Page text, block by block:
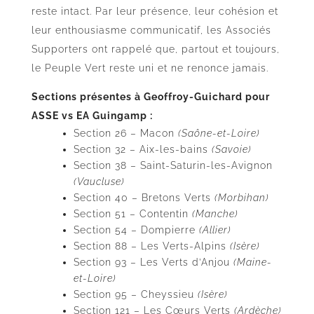
reste intact. Par leur présence, leur cohésion et
leur enthousiasme communicatif, les Associés
Supporters ont rappelé que, partout et toujours,
le Peuple Vert reste uni et ne renonce jamais.
Sections présentes à Geoffroy-Guichard pour
ASSE vs EA Guingamp :
Section 26 – Macon (Saône-et-Loire)
Section 32 – Aix-les-bains (Savoie)
Section 38 – Saint-Saturin-les-Avignon
(Vaucluse)
Section 40 – Bretons Verts (Morbihan)
Section 51 – Contentin (Manche)
Section 54 – Dompierre (Allier)
Section 88 – Les Verts-Alpins (Isère)
Section 93 – Les Verts d’Anjou (Maine-
et-Loire)
Section 95 – Cheyssieu (Isère)
Section 121 – Les Cœurs Verts (Ardèche)